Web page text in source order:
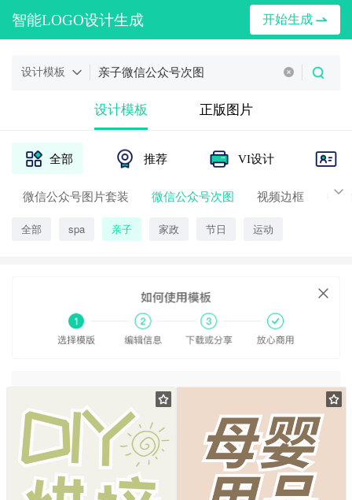
智能LOGO设计生成 开始生成
设计模板
设计模板 正版图片
全部 推荐 VI设计
微信公众号图片套装 微信公众号次图 视频边框 微
全部 spa 亲子 家政 节日 运动